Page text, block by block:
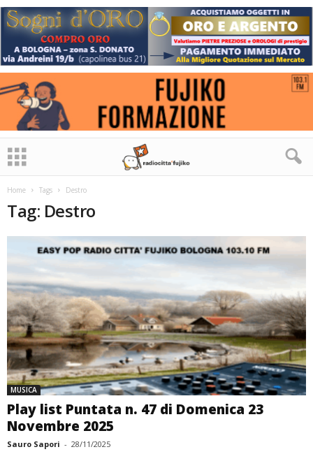
Home Tags Destro
Tag: Destro
MUSICA
Play list Puntata n. 47 di Domenica 23
Novembre 2025
Sauro Sapori - 28/11/2025